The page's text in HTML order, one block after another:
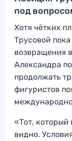
под
Хотя чётких
Трусовой
возвращения
Александра
продолжать
фигуристов
«Тот,
видно.